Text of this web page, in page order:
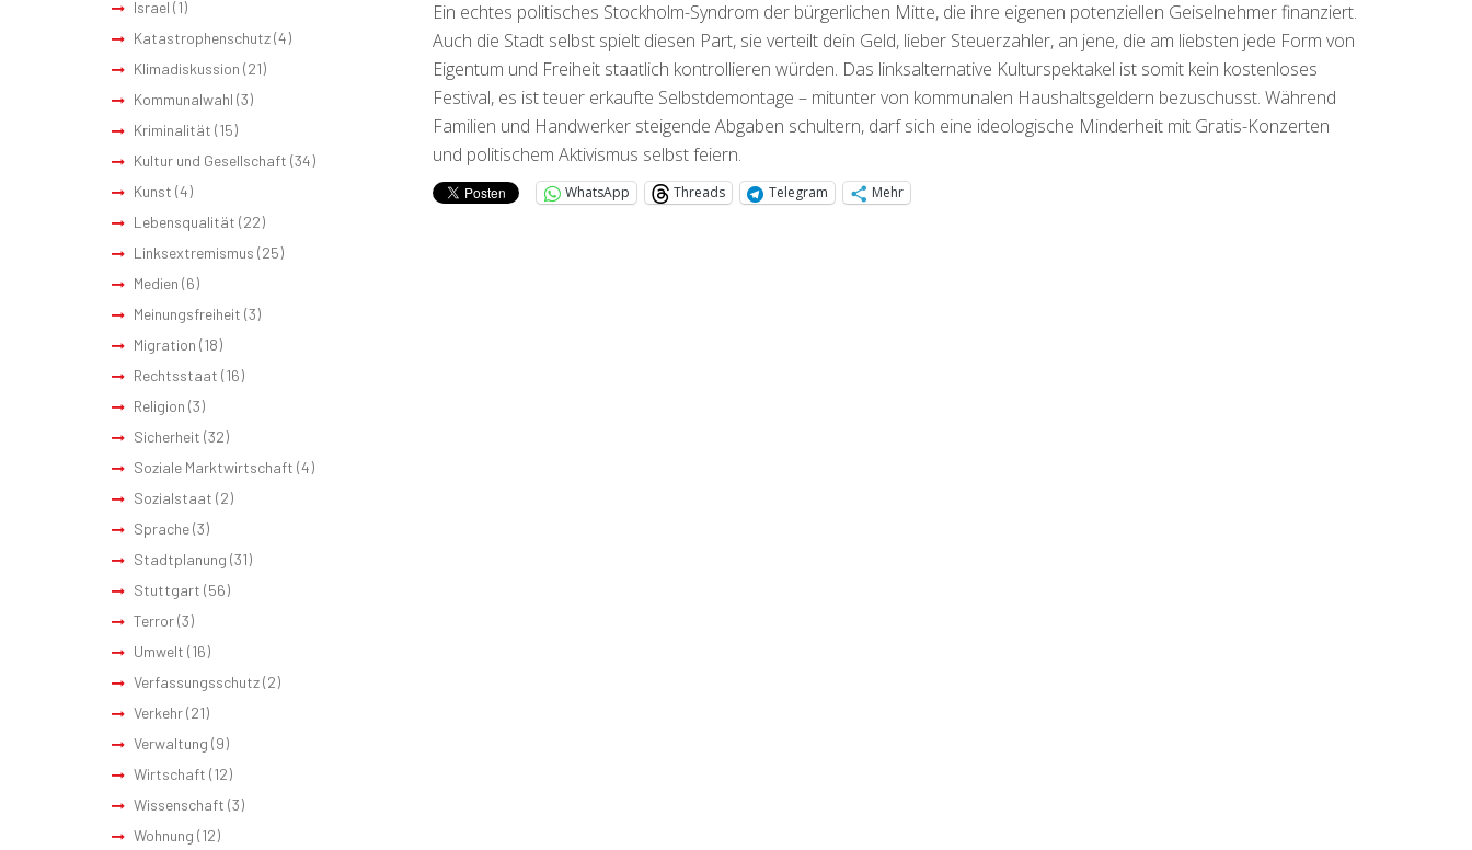
Israel (1)
Katastrophenschutz(4)
Klimadiskussion (21)
Kommunalwahl (3)
Kriminalität (15)
Kultur und Gesellschaft (34)
Kunst (4)
Lebensqualität (22)
Linksextremismus (25)
Medien (6)
Meinungsfreiheit (3)
Migration (18)
Rechtsstaat (16)
Religion (3)
Sicherheit (32)
Soziale Marktwirtschaft (4)
Sozialstaat (2)
Sprache(3)
Stadtplanung (31)
Stuttgart (56)
Terror(3)
Umwelt (16)
Verfassungsschutz(2)
Verkehr(21)
Verwaltung (9)
Wirtschaft (12)
Wissenschaft (3)
Wohnung (12)
Ein echtes politisches Stockholm-Syndrom der bürgerlichen Mitte, die ihre eigenen potenziellen Geiselnehmer finanziert.
Auch die Stadt selbst spielt diesen Part, sie verteilt dein Geld, lieber Steuerzahler, an jene, die am liebsten jede Form von
Eigentum und Freiheit staatlich kontrollieren würden. Das linksalternative Kulturspektakel ist somit kein kostenloses
Festival, es ist teuer erkaufte Selbstdemontage – mitunter von kommunalen Haushaltsgeldern bezuschusst. Während
Familien und Handwerker steigende Abgaben schultern, darf sich eine ideologische Minderheit mit Gratis-Konzerten
und politischem Aktivismus selbst feiern.
WhatsApp Threads Telegram Mehr